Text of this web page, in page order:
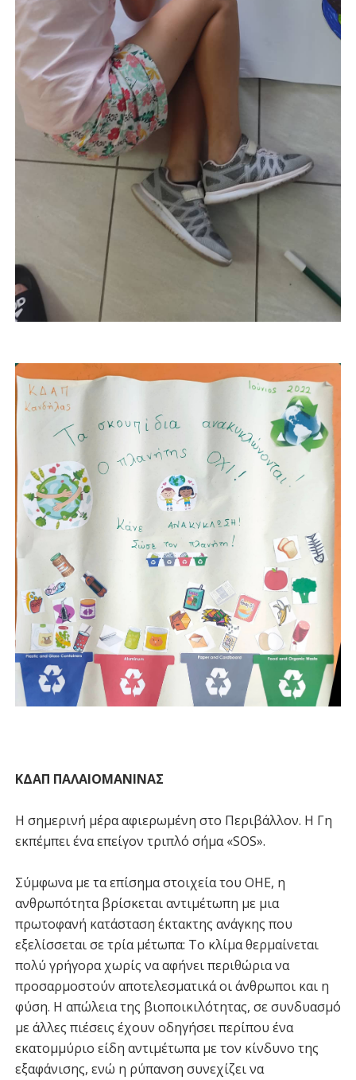
ΚΔΑΠ ΠΑΛΑΙΟΜΑΝΙΝΑΣ
Η σημερινή μέρα αφιερωμένη στο Περιβάλλον. Η Γη
εκπέμπει ένα επείγον τριπλό σήμα «SOS».
Σύμφωνα με τα επίσημα στοιχεία του ΟΗΕ, η
ανθρωπότητα βρίσκεται αντιμέτωπη με μια
πρωτοφανή κατάσταση έκτακτης ανάγκης που
εξελίσσεται σε τρία μέτωπα: Το κλίμα θερμαίνεται
πολύ γρήγορα χωρίς να αφήνει περιθώρια να
προσαρμοστούν αποτελεσματικά οι άνθρωποι και η
φύση. Η απώλεια της βιοποικιλότητας, σε συνδυασμό
με άλλες πιέσεις έχουν οδηγήσει περίπου ένα
εκατομμύριο είδη αντιμέτωπα με τον κίνδυνο της
εξαφάνισης, ενώ η ρύπανση συνεχίζει να